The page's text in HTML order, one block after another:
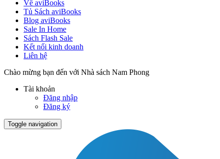
Về aviBooks
Tủ Sách aviBooks
Blog aviBooks
Sale In Home
Sách Flash Sale
Kết nối kinh doanh
Liên hệ
Chào mừng bạn đến với Nhà sách Nam Phong
Tài khoản
Đăng nhập
Đăng ký
Toggle navigation